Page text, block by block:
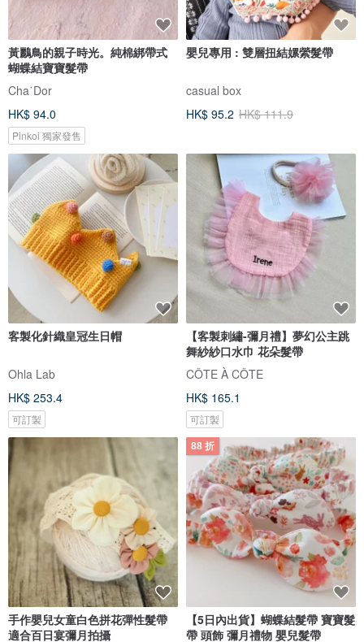
黃鸝鳥的親子時光。純棉綁帶式
蝴蝶結寶寶髮帶
Cha˙Dor
HK$ 94.0
Pinkoi 獨家發售
嬰兒專用 : 雙層扭結嫘縈髮帶
casual box
HK$ 95.2 HK$ 111.9
客製化針織皇冠生日帽
Ohla Lab
HK$ 253.4
可訂製
【客製刺繡-彌月禮】夢幻公主跳
舞紗紗口水巾 花朵髮帶
CÔTE À CÔTE
HK$ 165.1
可訂製
手作嬰兒女童白色拼花彈性髮帶
適合百日宴彌月拍攝
88 折
【5日內出貨】蝴蝶結髮帶 寶寶髮
帶 頭飾 彌月禮物 嬰兒髮帶